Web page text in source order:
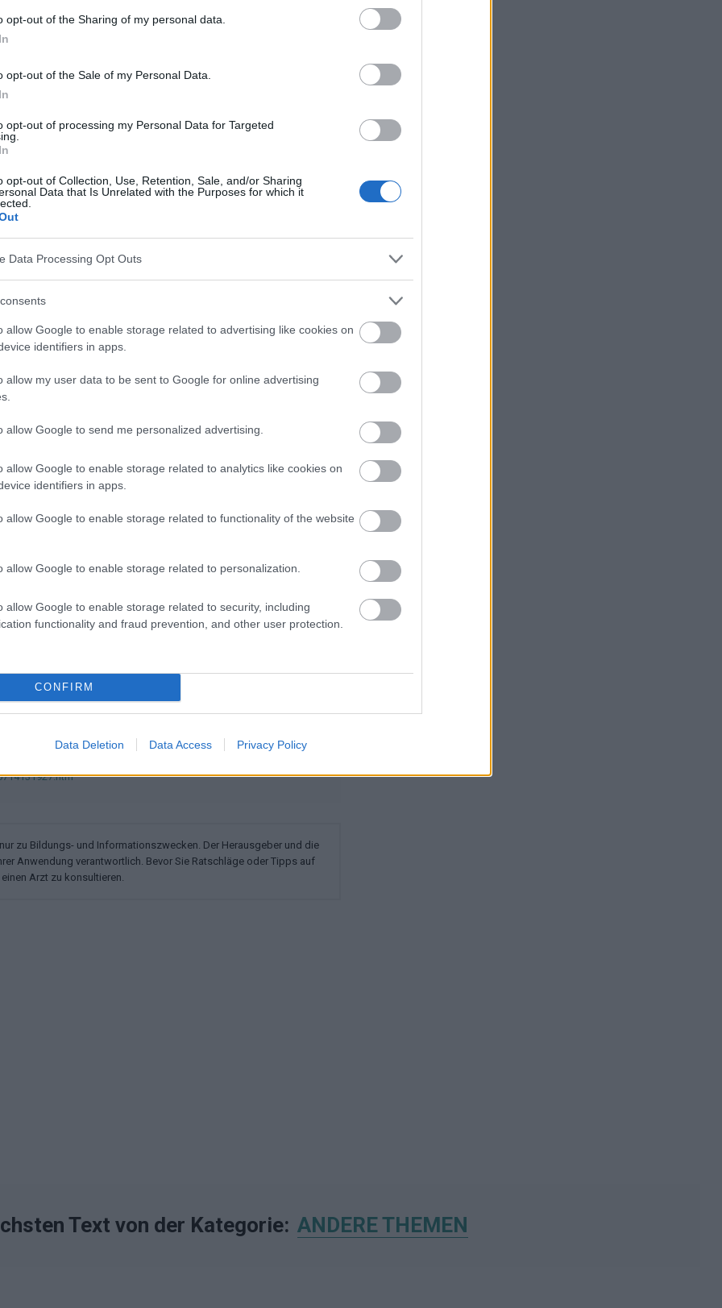
opt-out of the Sharing of my personal data.
opt-out of the Sale of my Personal Data.
opt-out of processing my Personal Data for Targeted
opt-out of Collection, Use, Retention, Sale, and/or Sharing
Data that Is Unrelated with the Purposes for which it
Data Processing Opt Outs
allow Google to enable storage related to advertising like cookies on
identifiers in apps.
allow my user data to be sent to Google for online advertising
allow Google to send me personalized advertising.
allow Google to enable storage related to analytics like cookies on
identifiers in apps.
allow Google to enable storage related to functionality of the website
allow Google to enable storage related to personalization.
allow Google to enable storage related to security, including
functionality and fraud prevention, and other user protection.
CONFIRM
Data Deletion Data Access Privacy Policy
und letztlich die Prognose des Patienten
ein sehr ernstes Problem. Sie können dazu führen,
Ernährung und zur Einnahme von Antidiabetika
psychomotorische Retardierung und
Seltenheit, was - wahrscheinlich bedarf es
Störungen des Kohlenhydratstoffwechsels
Studie durchgeführt haben. Sie stützten sich
mit DiabetesundDepressionen. Sie fanden
Antidepressiva einnahmen, letztlich ein
als auch ein geringeres Sterberisiko
bleiben? Folgen Sie uns auf
ernährungsbedingte und metabolische Störungen
zu Bildungs- und Informationszwecken. Der Herausgeber und die
Anwendung verantwortlich. Bevor Sie Ratschläge oder Tipps auf
Arzt zu konsultieren.
Text von der Kategorie: ANDERE THEMEN